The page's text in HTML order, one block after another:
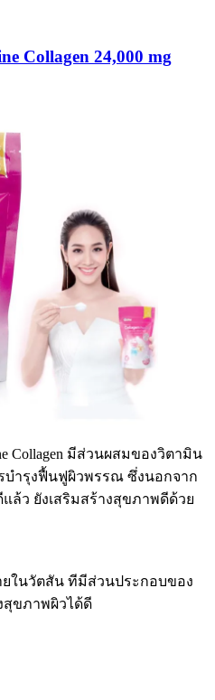
Collagen 24,000 mg
Collagen มีส่วนผสมของวิตามิน
บำรุงฟื้นฟูผิวพรรณ ซึ่งนอกจาก
ล้ว ยังเสริมสร้างสุขภาพดีด้วย
ยในวัตสัน ทีมีส่วนประกอบของ
สุขภาพผิวได้ดี